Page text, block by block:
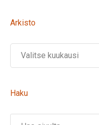
Arkisto
Haku